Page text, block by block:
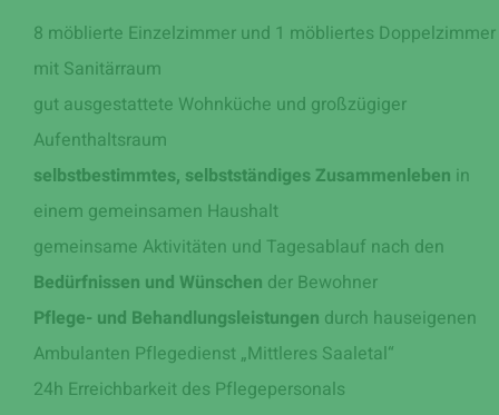
8 möblierte Einzelzimmer und 1 möbliertes Doppelzimmer
mit Sanitärraum
gut ausgestattete Wohnküche und großzügiger
Aufenthaltsraum
selbstbestimmtes, selbstständiges Zusammenleben in
einem gemeinsamen Haushalt
gemeinsame Aktivitäten und Tagesablauf nach den
Bedürfnissen und Wünschen der Bewohner
Pflege- und Behandlungsleistungen durch hauseigenen
Ambulanten Pflegedienst „Mittleres Saaletal“
24h Erreichbarkeit des Pflegepersonals